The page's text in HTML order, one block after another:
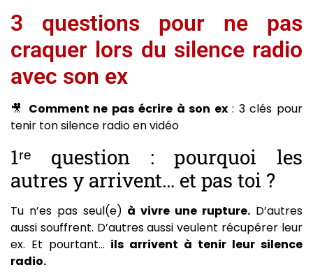
3 questions pour ne pas
craquer lors du silence radio
avec son ex
🎥 Comment ne pas écrire à son ex : 3 clés pour
tenir ton silence radio en vidéo
1ʳᵉ question : pourquoi les
autres y arrivent… et pas toi ?
Tu n’es pas seul(e) à vivre une rupture. D’autres
aussi souffrent. D’autres aussi veulent récupérer leur
ex. Et pourtant… ils arrivent à tenir leur silence
radio.